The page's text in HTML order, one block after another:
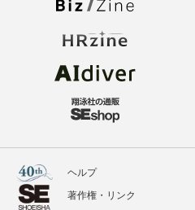
ヘルプ
著作権・リンク